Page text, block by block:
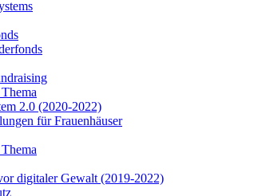
2.0 (2020-2022)
für Frauenhäuser
digitaler Gewalt (2019-2022)